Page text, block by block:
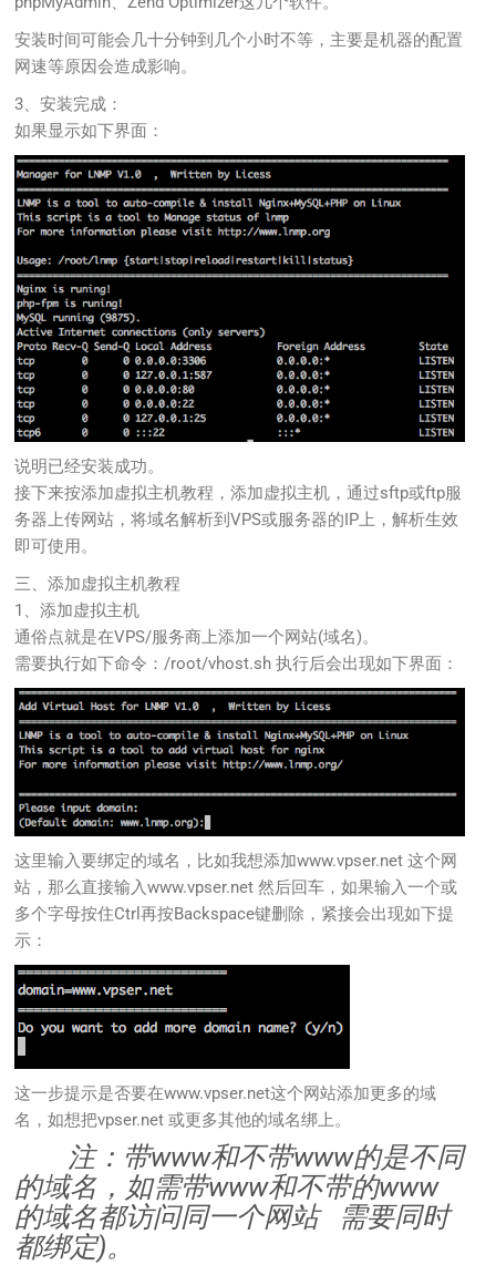
安装时间可能会几十分钟到几个小时不等，主要是机器的配置
网速等原因会造成影响。
3、安装完成：
如果显示如下界面：
说明已经安装成功。
接下来按添加虚拟主机教程，添加虚拟主机，通过sftp或ftp服
务器上传网站，将域名解析到VPS或服务器的IP上，解析生效
即可使用。
三、添加虚拟主机教程
1、添加虚拟主机
通俗点就是在VPS/服务商上添加一个网站(域名)。
需要执行如下命令：/root/vhost.sh 执行后会出现如下界面：
这里输入要绑定的域名，比如我想添加www.vpser.net 这个网
站，那么直接输入www.vpser.net 然后回车，如果输入一个或
多个字母按住Ctrl再按Backspace键删除，紧接会出现如下提
示：
这一步提示是否要在www.vpser.net这个网站添加更多的域
名，如想把vpser.net 或更多其他的域名绑上。
注：带www和不带www的是不同
的域名，如需带www和不带的www
的域名都访问同一个网站 需要同时
都绑定)。